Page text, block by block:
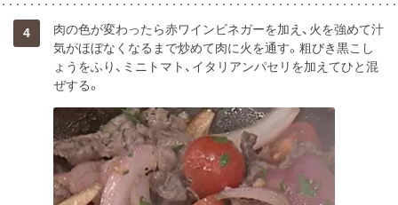
4
肉の色が変わったら赤ワインビネガーを加え、火を強めて汁
気がほぼなくなるまで炒めて肉に火を通す。粗びき黒こし
ょうをふり、ミニトマト、イタリアンパセリを加えてひと混
ぜする。